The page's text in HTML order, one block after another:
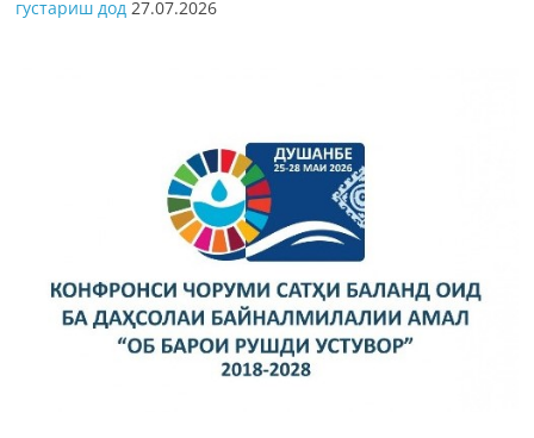
густариш дод 27.07.2026